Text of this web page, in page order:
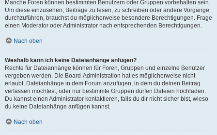
Manche Foren können bestimmten Benutzern oder Gruppen vorbehalten sein.
Um diese einzusehen, Beiträge zu lesen, zu schreiben oder andere Vorgänge
durchzuführen, brauchst du möglicherweise besondere Berechtigungen. Frage
einen Moderator oder Administrator nach entsprechenden Berechtigungen.
Nach oben
Weshalb kann ich keine Dateianhänge anfügen?
Rechte für Dateianhänge können für Foren, Gruppen und einzelne Benutzer
vergeben werden. Die Board-Administration hat es möglicherweise nicht
erlaubt, Dateianhänge in dem Forum anzufügen, in dem du deinen Beitrag
verfassen möchtest, oder nur bestimmte Gruppen dürfen Dateien hochladen.
Du kannst einen Administrator kontaktieren, falls du dir nicht sicher bist, wieso
du keine Dateianhänge anfügen kannst.
Nach oben